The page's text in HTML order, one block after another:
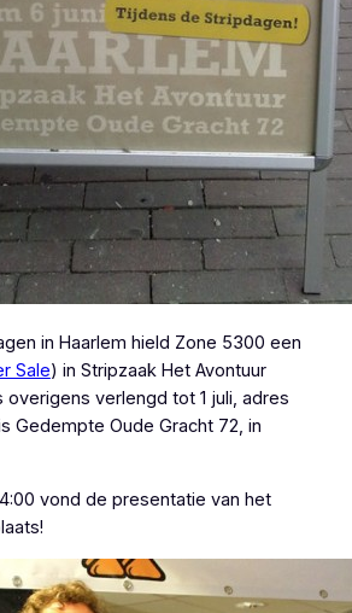
in Haarlem hield Zone 5300 een
Sale) in Stripzaak Het Avontuur
verlengd tot 1 juli, adres
Gedempte Oude Gracht 72, in
vond de presentatie van het